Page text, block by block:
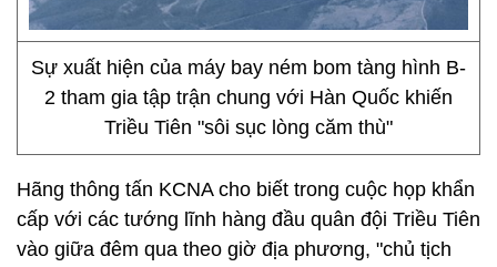
Sự xuất hiện của máy bay ném bom tàng hình B-
2 tham gia tập trận chung với Hàn Quốc khiến
Triều Tiên "sôi sục lòng căm thù"
Hãng thông tấn KCNA cho biết trong cuộc họp khẩn
cấp với các tướng lĩnh hàng đầu quân đội Triều Tiên
vào giữa đêm qua theo giờ địa phương, "chủ tịch